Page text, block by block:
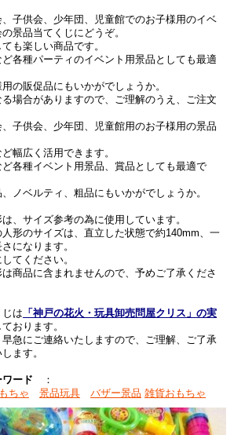
子供会、少年団、児童館でのお子様用のイベ
景品当てくじにどうぞ。
も楽しい商品です。
各種パーティのイベント用景品としても最適
の販促品にもいかがでしょうか。
場合がありますので、ご理解のうえ、ご注文
子供会、少年団、児童館用のお子様用の景品
幅広く活用できます。
各種イベント用景品、賞品としても最適で
ノベルティ、粗品にもいかがでしょうか。
、サイズ参考の為に使用しています。
形のサイズは、直立した状態で約140mm、一
になります。
てください。
商品に含まれませんので、予めご了承くださ
は 「神戸の花火・玩具卸売問屋クリス」の実
おります。
急にご連絡いたしますので、ご理解、ご了承
ます。
ワード
：
ちゃ 景品玩具 バザー景品 雑貨おもちゃ